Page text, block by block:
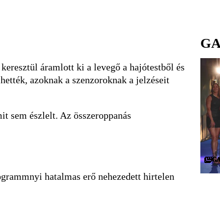
áramlott ki a levegő a hajótestből és
azoknak a szenzoroknak a jelzéseit
sem észlelt. Az összeroppanás
hatalmas erő nehezedett hirtelen